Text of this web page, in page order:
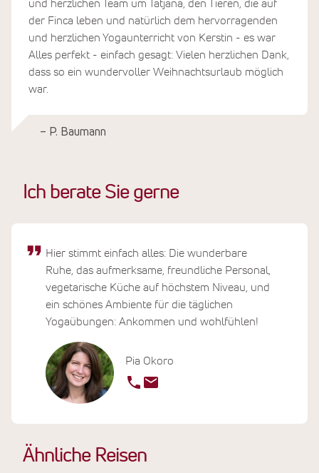
und herzlichen Team um Tatjana, den Tieren, die auf
der Finca leben und natürlich dem hervorragenden
und herzlichen Yogaunterricht von Kerstin - es war
Alles perfekt - einfach gesagt: Vielen herzlichen Dank,
dass so ein wundervoller Weihnachtsurlaub möglich
war.
– P. Baumann
Ähnliche Reisen
Ich berate Sie gerne
Pia Okoro
Hier stimmt einfach alles: Die wunderbare
Ruhe, das aufmerksame, freundliche Personal,
vegetarische Küche auf höchstem Niveau, und
ein schönes Ambiente für die täglichen
Yogaübungen: Ankommen und wohlfühlen!